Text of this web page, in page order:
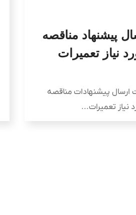
پیشنهاد مناقصه
نیاز تعمیرات
ارسال پیشنهادات مناقصه
نیاز تعمیرات...